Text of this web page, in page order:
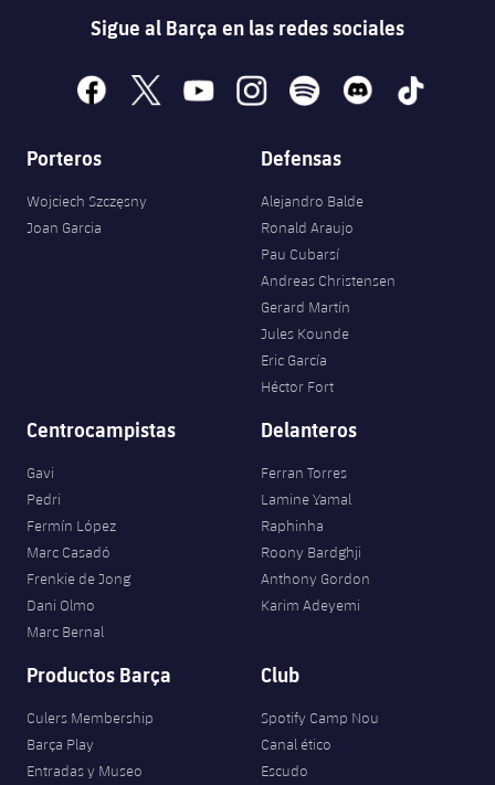
Sigue al Barça en las redes sociales
facebook
x youtubeinstagramspotify discord tiktok
Porteros
Wojciech Szczęsny
Joan Garcia
Defensas
Alejandro Balde
Ronald Araujo
Pau Cubarsí
Andreas Christensen
Gerard Martín
Jules Kounde
Eric García
Héctor Fort
Centrocampistas
Gavi
Pedri
Fermín López
Marc Casadó
Frenkie de Jong
Dani Olmo
Marc Bernal
Delanteros
Ferran Torres
Lamine Yamal
Raphinha
Roony Bardghji
Anthony Gordon
Karim Adeyemi
Productos Barça
Culers Membership
Barça Play
Entradas y Museo
Club
Spotify Camp Nou
Canal ético
Escudo